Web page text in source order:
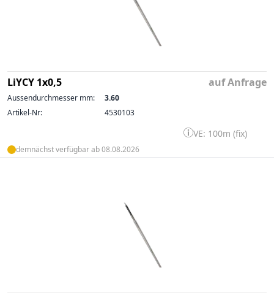
LiYCY 1x0,5 auf Anfrage
Aussendurchmesser mm:
3.60
Artikel-Nr:
4530103
VE: 100m (fix)
demnächst verfügbar ab 08.08.2026